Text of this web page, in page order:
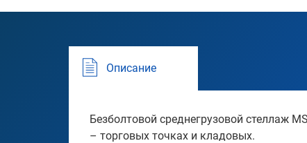
Описание
Безболтовой среднегрузовой стеллаж
– торговых точках и кладовых.